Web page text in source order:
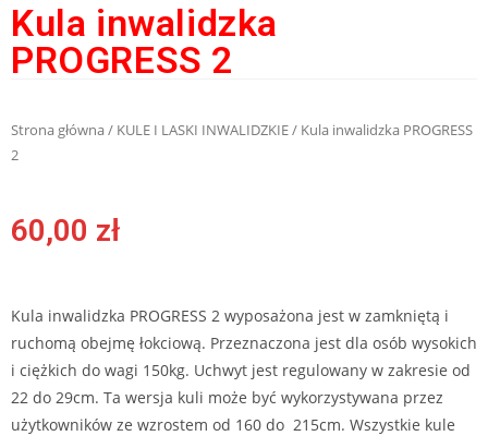
Kula inwalidzka
PROGRESS 2
Strona główna/ KULE I LASKI INWALIDZKIE/ Kula inwalidzka PROGRESS
2
60,00 zł
Kula inwalidzka PROGRESS 2 wyposażona jest w zamkniętą i
ruchomą obejmę łokciową. Przeznaczona jest dla osób wysokich
i ciężkich do wagi 150kg. Uchwyt jest regulowany w zakresie od
22 do 29cm. Ta wersja kuli może być wykorzystywana przez
użytkowników ze wzrostem od 160 do 215cm. Wszystkie kule